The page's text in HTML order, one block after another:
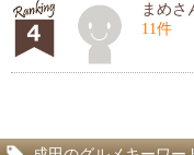
まめさ
11件